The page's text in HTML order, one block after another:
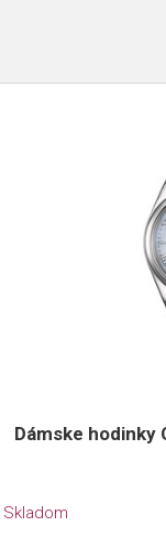
Dámske hodinky
Skladom